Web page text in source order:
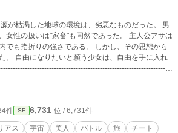
女性の扱いは"家畜"も同然であった。 主人公アサは
でも指折りの強さである。 しかし、その思想から
に入れ
は小説家になろうと重複投稿です。 最新話はそち
件 SF 6,731 位 / 6,731件
アス 宇宙 美人 バトル 旅
チート